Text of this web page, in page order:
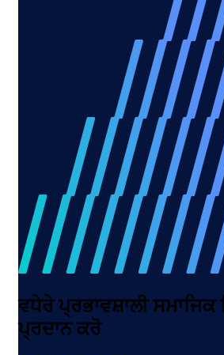
ਵਧੇਰੇ ਪ੍ਰਭਾਵਸ਼ਾਲੀ
ਪ੍ਰਦਾਨ ਕਰੋ